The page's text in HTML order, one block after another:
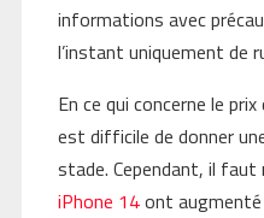
informations avec
l’instant uniquement de
En ce qui concerne le
est difficile de donner
stade. Cependant, il faut
iPhone 14ont augmenté